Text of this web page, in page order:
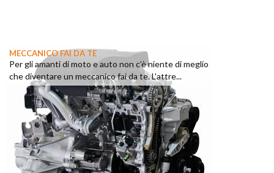
MECCANICO FAI DA TE
Per gli amanti di moto e auto non c’è niente di meglio
che diventare un meccanico fai da te. L’attre...